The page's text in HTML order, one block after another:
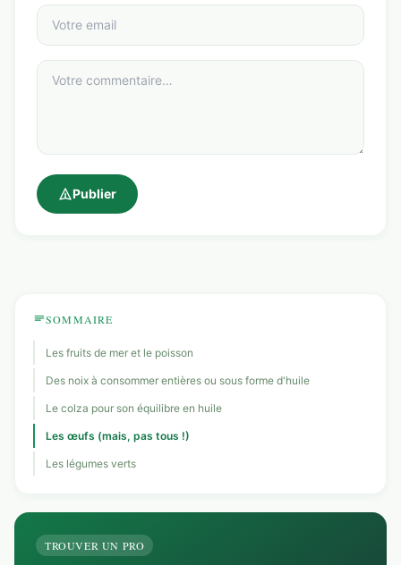
Publier
SOMMAIRE
Les fruits de mer et le poisson
Des noix à consommer entières ou sous forme d'huile
Le colza pour son équilibre en huile
Les œufs (mais, pas tous !)
Les légumes verts
TROUVER UN PRO